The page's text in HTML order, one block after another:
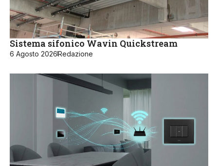
Sistema sifonico Wavin Quickstream
6 Agosto 2026Redazione